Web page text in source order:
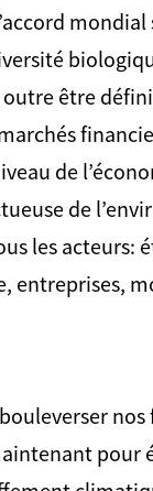
être
de
de
les acteurs:
entreprises,
pour